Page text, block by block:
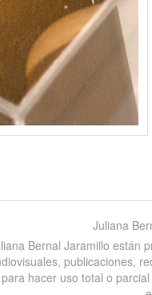
Juliana
Bernal Jaramillo
publicaciones,
hacer uso total o